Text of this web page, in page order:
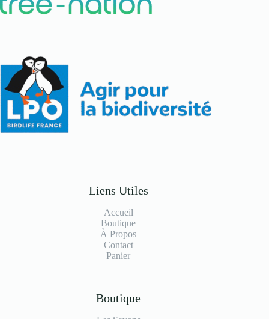
Liens Utiles
Accueil
Boutique
À Propos
Contact
Panier
Boutique